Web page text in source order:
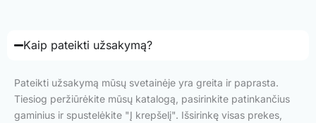
Kaip pateikti užsakymą?
Pateikti užsakymą mūsų svetainėje yra greita ir paprasta.
Tiesiog peržiūrėkite mūsų katalogą, pasirinkite patinkančius
gaminius ir spustelėkite "Į krepšelį". Išsirinkę visas prekes,